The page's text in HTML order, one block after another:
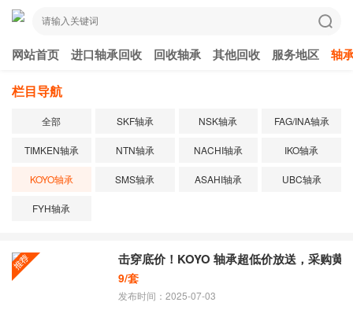
网站首页 进口轴承回收 回收轴承 其他回收 服务地区 轴
栏目导航
全部 SKF轴承 NSK轴承 FAG/INA轴承
TIMKEN轴承 NTN轴承 NACHI轴承 IKO轴承
KOYO轴承 SMS轴承 ASAHI轴承 UBC轴承
FYH轴承
击穿底价！KOYO 轴承超低价放送，采购黄
9/套
发布时间：2025-07-03